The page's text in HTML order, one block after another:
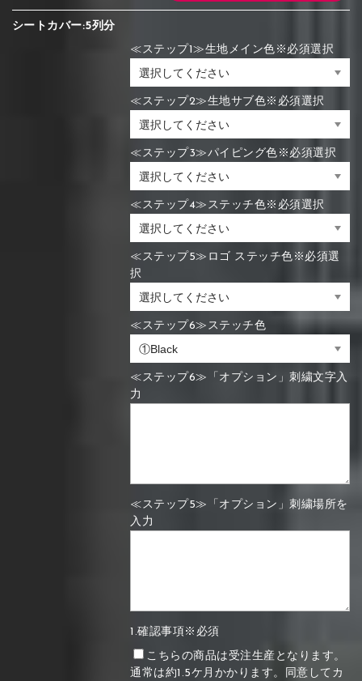
シートカバー:5列分
≪ステップ1≫生地メイン色※必須選択
≪ステップ2≫生地サブ色※必須選択
≪ステップ3≫パイピング色※必須選択
≪ステップ4≫ステッチ色※必須選択
≪ステップ5≫ロゴ ステッチ色※必須選
択
≪ステップ6≫ステッチ色
≪ステップ6≫「オプション」刺繍文字入
力
≪ステップ5≫「オプション」刺繍場所を
入力
1.確認事項※必須
こちらの商品は受注生産となります。
通常は約1.5ケ月かかります。同意してカ